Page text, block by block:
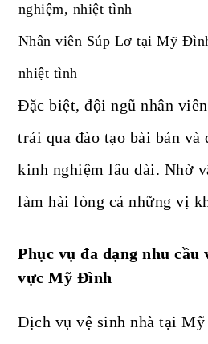
Nhân viên Súp Lơ tại Mỹ
nhiệt tình
Đặc biệt, đội ngũ nhân
trải qua đào tạo bài bản
kinh nghiệm lâu dài. Nhờ
làm hài lòng cả những vị
Phục vụ đa dạng nhu cầu
vực Mỹ Đình
Dịch vụ vệ sinh nhà tại